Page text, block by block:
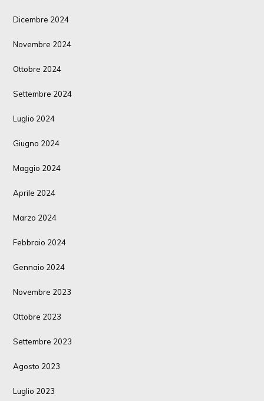
Dicembre 2024
Novembre 2024
Ottobre 2024
Settembre 2024
Luglio 2024
Giugno 2024
Maggio 2024
Aprile 2024
Marzo 2024
Febbraio 2024
Gennaio 2024
Novembre 2023
Ottobre 2023
Settembre 2023
Agosto 2023
Luglio 2023